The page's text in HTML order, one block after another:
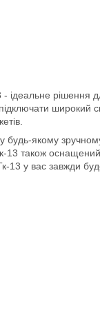
рішення
широкий
якому
13 також
у вас завжди